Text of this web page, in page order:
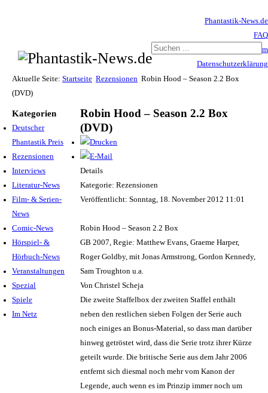
Phantastik-News.de
FAQ
Impressum
Datenschutzerklärung
Haftungsausschluss
Aktuelle Seite: Startseite Rezensionen Robin Hood – Season 2.2 Box
(DVD)
Kategorien
Deutscher
Phantastik Preis
Rezensionen
Interviews
Literatur-News
Film- & Serien-
News
Comic-News
Hörspiel- &
Hörbuch-News
Veranstaltungen
Spezial
Spiele
Im Netz
Robin Hood – Season 2.2 Box
(DVD)
Details
Kategorie: Rezensionen
Veröffentlicht: Sonntag, 18. November 2012 11:01
Robin Hood – Season 2.2 Box
GB 2007, Regie: Matthew Evans, Graeme Harper,
Roger Goldby, mit Jonas Armstrong, Gordon Kennedy,
Sam Troughton u.a.
Von Christel Scheja
Die zweite Staffelbox der zweiten Staffel enthält
neben den restlichen sieben Folgen der Serie auch
noch einiges an Bonus-Material, so dass man darüber
hinweg getröstet wird, dass die Serie trotz ihrer Kürze
geteilt wurde. Die britische Serie aus dem Jahr 2006
entfernt sich diesmal noch mehr vom Kanon der
Legende, auch wenn es im Prinzip immer noch um